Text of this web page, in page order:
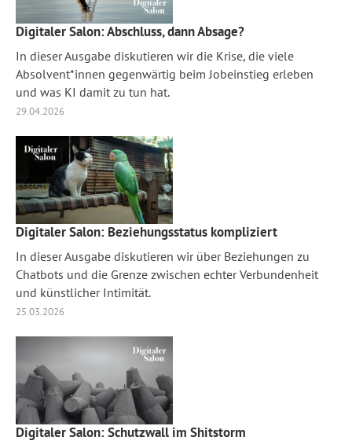
Digitaler Salon: Abschluss, dann Absage?
In dieser Ausgabe diskutieren wir die Krise, die viele
Absolvent*innen gegenwärtig beim Jobeinstieg erleben
und was KI damit zu tun hat.
29.04.2026
Digitaler Salon: Beziehungsstatus kompliziert
In dieser Ausgabe diskutieren wir über Beziehungen zu
Chatbots und die Grenze zwischen echter Verbundenheit
und künstlicher Intimität.
25.03.2026
Digitaler Salon: Schutzwall im Shitstorm